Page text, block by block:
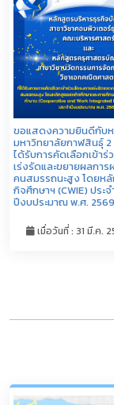
ขอแสดงความยินดีกับ
มหาวิทยาลัยกาฬสินธุ์
ได้รับการคัดเลือกเข้าร่
เร่งรัดและขยายผลกา
คนสมรรถนะสูง โดยห
กิจศึกษาฯ (CWIE) ประจ
ปีงบประมาณ พ.ศ. 2569
เมื่อวันที่ : 31 มี.ค.